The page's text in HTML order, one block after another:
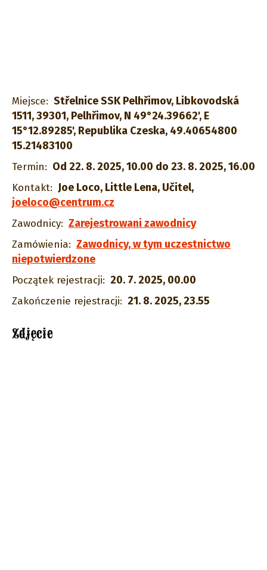
Miejsce: Střelnice SSK Pelhřimov, Libkovodská
1511, 39301, Pelhřimov, N 49°24.39662', E
15°12.89285', Republika Czeska, 49.40654800
15.21483100
Termin: Od 22. 8. 2025, 10.00 do 23. 8. 2025, 16.00
Kontakt: Joe Loco, Little Lena, Učitel,
joeloco@centrum.cz
Zawodnicy: Zarejestrowani zawodnicy
Zamówienia: Zawodnicy, w tym uczestnictwo
niepotwierdzone
Początek rejestracji: 20. 7. 2025, 00.00
Zakończenie rejestracji: 21. 8. 2025, 23.55
Zdjęcie